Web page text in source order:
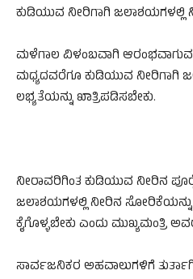
ಕುಡಿಯುವ ನೀರಿಗಾಗಿ ಜಲಾಶಯಗಳಲ್ಲಿ
ಮಳೆಗಾಲ ವಿಳಂಬವಾಗಿ ಆರಂಭವಾಗುವ
ಮಧ್ಯದವರೆಗೂ ಕುಡಿಯುವ ನೀರಿಗಾಗಿ
ಲಭ್ಯತೆಯನ್ನು ಖಾತ್ರಿಪಡಿಸಬೇಕು.
ನೀರಾವರಿಗಿಂತ ಕುಡಿಯುವ ನೀರಿನ
ಜಲಾಶಯಗಳಲ್ಲಿ ನೀರಿನ ಸೋರಿಕೆಯನ್ನು
ಕೈಗೊಳ್ಳಬೇಕು ಎಂದು ಮುಖ್ಯಮಂತ್ರಿ
ಸಾರ್ವಜನಿಕರ ಅಹವಾಲುಗಳಿಗೆ